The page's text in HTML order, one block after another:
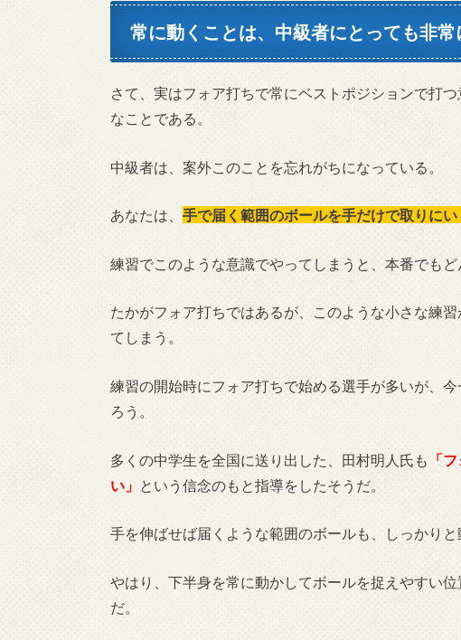
常に動くことは、中級者にとっても非
さて、実はフォア打ちで常にベストポジションで打
なことである。
中級者は、案外このことを忘れがちになっている。
あなたは、 手で届く 範囲のボールを手だけで取りに
練習でこのような意識でやってしまうと、本番でもど
たかがフォア打ちではあるが、このような小さな練
てしまう。
練習の開始時にフォア打ちで始める選手が多いが、
ろう。
多くの中学生を全国に送り出した、田村明人氏も 「
い」 という信念のもと指導をしたそうだ。
手を伸ばせば届くような範囲のボールも、しっかり
やはり、下半身を常に動かしてボールを捉えやすい
だ。